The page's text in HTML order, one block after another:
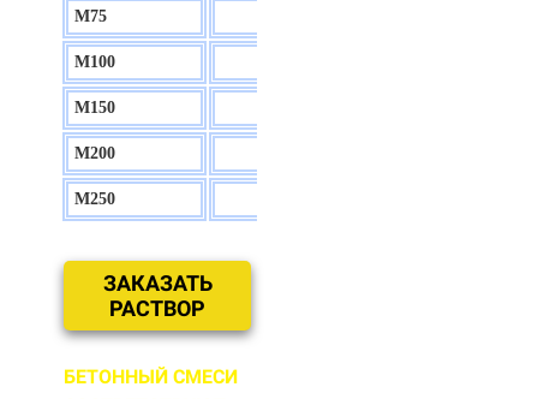
М75
М100
М150
М200
М250
ЗАКАЗАТЬ
РАСТВОР
БЕТОННЫЙ СМЕСИ